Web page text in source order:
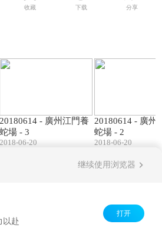
收藏 下载 分享
20180614 - 廣州江門養
蛇場 - 3
2018-06-20
20180614 - 廣州
蛇場 - 2
2018-06-20
继续使用浏览器
以赴
打开